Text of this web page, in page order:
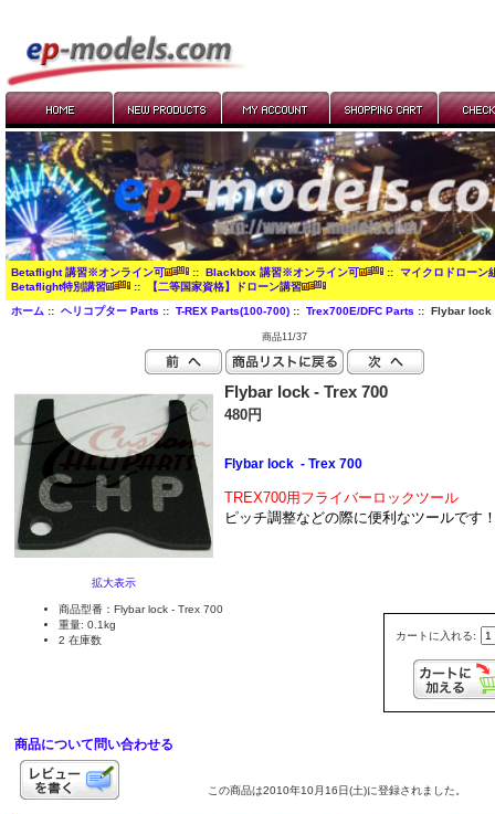
Betaflight 講習※オンライン可 :: Blackbox 講習※オンライン可 :: マイクロドローン
Betaflight特別講習
:: 【二等国家資格】ドローン講習
ホーム:: ヘリコプター Parts :: T-REX Parts(100-700):: Trex700E/DFC Parts :: Flybar lock
商品11/37
拡大表示
Flybar lock - Trex 700
480円
Flybar lock - Trex 700
TREX700用フライバーロックツール
ピッチ調整などの際に便利なツールです
カートに入れる:
商品型番：Flybar lock - Trex 700
重量: 0.1kg
2 在庫数
商品について問い合わせる
この商品は2010年10月16日(土)に登録されました。